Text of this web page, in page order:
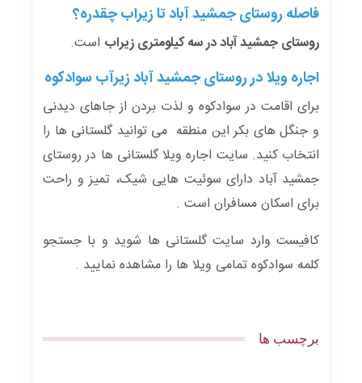
فاصله روستای جمشید آباد تا زیراب چقدره؟
روستای جمشید آباد در سه کیلومتری زیراب است.
اجاره ویلا در روستای جمشید آباد زیرآب سوادکوه
برای اقامت در سوادکوه و لذت بردن از جاهای دیدنی
و جنگل های بکر این منطقه می توانید گلستانی ها را
انتخاب کنید. سایت اجاره ویلا گلستانی ها در روستای
جمشید آباد دارای سوئیت هایی شیک، تمیز و راحت
برای اسکان مسافران است .
کافیست وارد سایت گلستانی ها شوید و با جستجو
کلمه سوادکوه تمامی ویلا ها را مشاهده نمایید .
برچسب ها